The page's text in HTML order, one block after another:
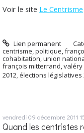
Voir le site Le Centrisme
Lien permanent
centrisme politique
cohabitation union
françois mitterrand valéry
2012 élections législatives
vendredi 09 décembre 2011
Quand les centristes